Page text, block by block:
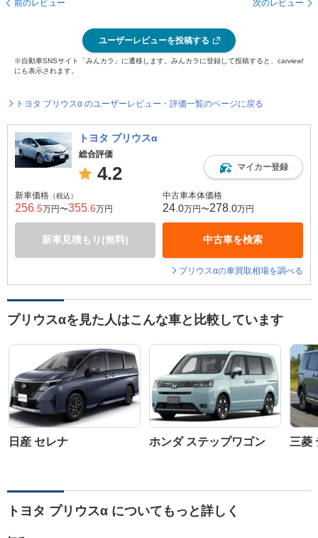
前のレビュー 次のレビュー
ユーザーレビューを投稿する
※自動車SNSサイト「みんカラ」に遷移します。みんカラに登録して投稿すると、carview!
にも表示されます。
トヨタ プリウスα のユーザーレビュー・評価一覧のページに戻る
トヨタ プリウスα
総合評価
4.2 マイカー登録
新車価格 （税込）
256 .5万円〜355 .6万円
新車見積もり(無料)
中古車本体価格
24 .0万円〜278 .0万円
中古車を検索
プリウスαの車買取相場を調べる
プリウスαを見た人はこんな車と比較しています
日産 セレナ ホンダ ステップワゴン 三菱
トヨタ プリウスα についてもっと詳しく